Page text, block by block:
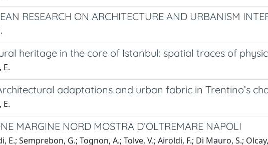
RESEARCH ON ARCHITECTURE AND URBANISM
heritage in the core of Istanbul: spatial traces of
E.
adaptations and urban fabric in Trentino’s
E.
MARGINE NORD MOSTRA D’OLTREMARE NAPOLI
E.; Semprebon, G.; Tognon, A.; Tolve, V.; Airoldi, F.; Di Mauro, S.;